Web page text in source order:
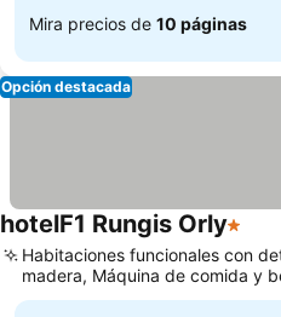
Mira precios de 10 páginas
Opción destacada
hotelF1 Rungis Orly1
Habitaciones funcionales con
madera, Máquina de comida y
hotel